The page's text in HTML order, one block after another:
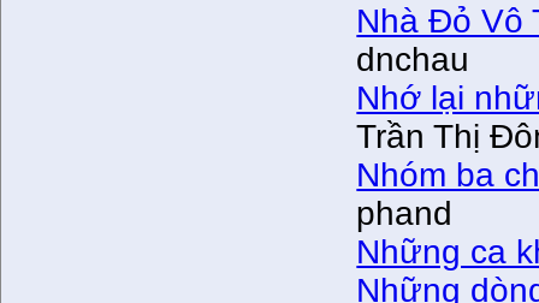
Nhà Đỏ Vô
dnchau
Nhớ lại
Trần Thị
Nhóm ba
phand
Những ca
Những